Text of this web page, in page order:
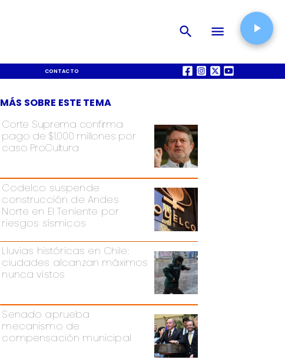
CONTACTO QUIÉNES SOMOS
Corte Suprema confirma
pago de $1.000 millones por
caso ProCultura
Codelco suspende
construcción de Andes
Norte en El Teniente por
riesgos sísmicos
Lluvias históricas en Chile:
ciudades alcanzan máximos
nunca vistos
Senado aprueba
mecanismo de
compensación municipal
MÁS SOBRE ESTE TEMA